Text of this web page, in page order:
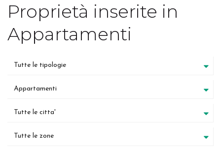
Proprietà inserite in
Appartamenti
Tutte le tipologie
Appartamenti
Tutte le citta'
Tutte le zone